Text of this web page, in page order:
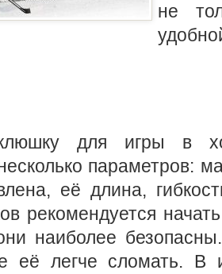
не
для игры в
параметров:
её длина,
рекомендуется
наиболее
её легче сломать. В